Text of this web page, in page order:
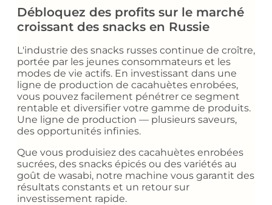
Débloquez des profits sur le marché
croissant des snacks en Russie
L'industrie des snacks russes continue de croître,
portée par les jeunes consommateurs et les
modes de vie actifs. En investissant dans une
ligne de production de cacahuètes enrobées,
vous pouvez facilement pénétrer ce segment
rentable et diversifier votre gamme de produits.
Une ligne de production — plusieurs saveurs,
des opportunités infinies.
Que vous produisiez des cacahuètes enrobées
sucrées, des snacks épicés ou des variétés au
goût de wasabi, notre machine vous garantit des
résultats constants et un retour sur
investissement rapide.